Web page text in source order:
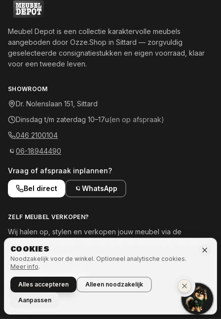
Meubel Depot is een collectie karaktervolle meubels
aangeboden door Ozze.Shop in Sittard — zorgvuldig
geselecteerde consignatiestukken en eigen voorraad, klaar
voor een tweede leven.
SHOWROOM
Dr. Nolenslaan 151, Sittard
Dinsdag t/m zaterdag 10–17u(en op afspraak)
046 2100104
06-18944490
Vraag of afspraak inplannen?
Bel direct WhatsApp
ZELF MEUBEL VERKOPEN?
Wij halen op, stylen en verkopen jouw meubel via de
Meld je meubel aan →
OOK INTERESSE IN MEER?
Naar Ozze.Shop →
COOKIES
Noodzakelijk voor de winkel. Optioneel analytische cookies.
Meer info.
Alles accepteren Alleen noodzakelijk
Aanpassen